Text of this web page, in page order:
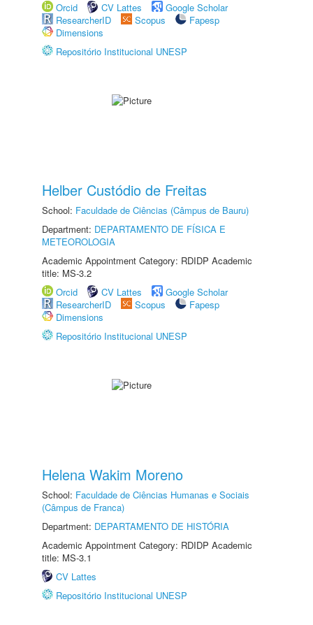
Orcid
CV Lattes
Google Scholar
ResearcherID
Scopus
Fapesp
Dimensions
Repositório Institucional UNESP
Helber Custódio de Freitas
School: Faculdade de Ciências (Câmpus de Bauru)
Department: DEPARTAMENTO DE FÍSICA E
METEOROLOGIA
Academic Appointment Category: RDIDP Academic
title: MS-3.2
Orcid
CV Lattes
Google Scholar
ResearcherID
Scopus
Fapesp
Dimensions
Repositório Institucional UNESP
Helena Wakim Moreno
School: Faculdade de Ciências Humanas e Sociais
(Câmpus de Franca)
Department: DEPARTAMENTO DE HISTÓRIA
Academic Appointment Category: RDIDP Academic
title: MS-3.1
CV Lattes
Repositório Institucional UNESP